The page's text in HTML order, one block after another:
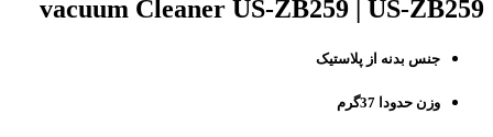
vacuum Cleaner US-ZB259 | US-ZB259
جنس بدنه از پلاستیک
وزن حدودا 37گرم